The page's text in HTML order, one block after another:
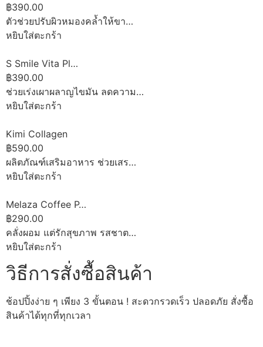
฿390.00
ตัวช่วยปรับผิวหมองคล้ำให้ขา…
หยิบใส่ตะกร้า
S Smile Vita Pl…
฿390.00
ช่วยเร่งเผาผลาญไขมัน ลดความ…
หยิบใส่ตะกร้า
Kimi Collagen
฿590.00
ผลิตภัณฑ์เสริมอาหาร ช่วยเสร…
หยิบใส่ตะกร้า
Melaza Coffee P…
฿290.00
คลั่งผอม แต่รักสุขภาพ รสชาต…
หยิบใส่ตะกร้า
วิธีการสั่งซื้อสินค้า
ช้อปปิ้งง่าย ๆ เพียง 3 ขั้นตอน ! สะดวกรวดเร็ว ปลอดภัย สั่งซื้อ
สินค้าได้ทุกที่ทุกเวลา